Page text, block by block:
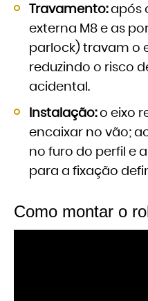
Travamento:após
externa M8 e as
parlock) travam o
reduzindo o risco
acidental.
Instalação:o eixo
encaixar no vão;
no furo do perfil e
para a fixação
Como montar o